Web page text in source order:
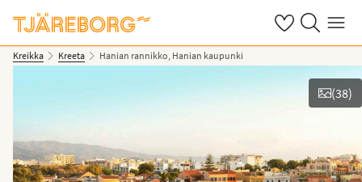
OmatHaku Valikko
Kreikka Kreeta Hanian rannikko, Hanian kaupunki
(38)